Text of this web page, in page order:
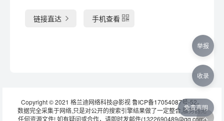
链接直达 手机查看
Copyright © 2021 格兰迪网络科技@影视鲁ICP备17054087号-52。
数据完全采集于网络,只是对公开的搜索引擎结果做了一定整合,服务器无
任何资源文件! 如有疑问或合作，请即时发邮件(1322690489@qq.com)
免责声明
举报
收录